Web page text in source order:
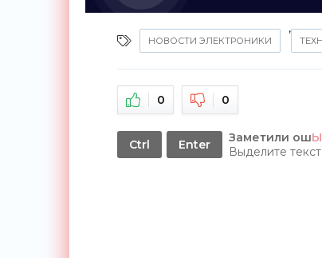
НОВОСТИ ЭЛЕКТРОНИКИ
,
0 0
Ctrl Enter Заметили ошЫ
Выделите